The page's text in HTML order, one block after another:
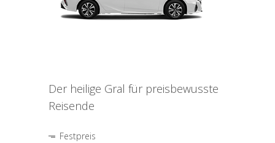
Der heilige Gral für preisbewusste
Reisende
Festpreis